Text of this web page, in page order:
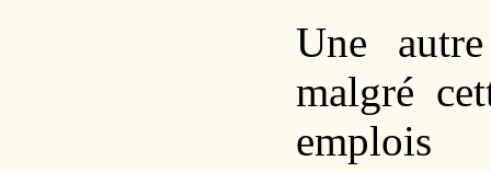
Une
malgré
emplois